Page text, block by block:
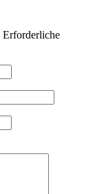
Erforderliche